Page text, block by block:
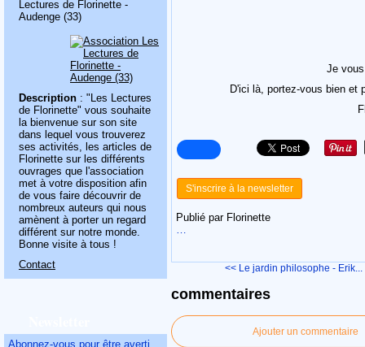
Lectures de Florinette -
Audenge (33)
Description : "Les Lectures
de Florinette" vous souhaite
la bienvenue sur son site
dans lequel vous trouverez
ses activités, les articles de
Florinette sur les différents
ouvrages que l'association
met à votre disposition afin
de vous faire découvrir de
nombreux auteurs qui nous
amènent à porter un regard
différent sur notre monde.
Bonne visite à tous !
Contact
Abonnez-vous pour être averti
Je
D'ici là, portez-vous bien et
S'inscrire à la newsletter
Publié par Florinette
…
<< Le jardin philosophe - Erik...
commentaires
Ajouter un commentaire